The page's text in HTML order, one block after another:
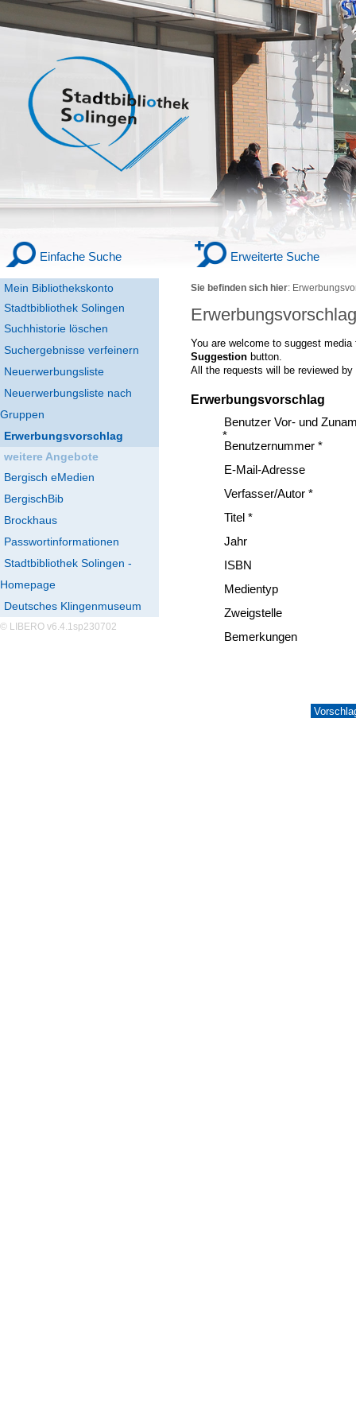
Mein Bibliothekskonto
Stadtbibliothek Solingen
Einfache Suche Erweiterte Suche
Suchhistorie löschen
Suchergebnisse verfeinern
Neuerwerbungsliste
Neuerwerbungsliste nach
Gruppen
Erwerbungsvorschlag
weitere Angebote
Bergisch eMedien
BergischBib
Brockhaus
Passwortinformationen
Stadtbibliothek Solingen -
Homepage
Deutsches Klingenmuseum
© LIBERO v6.4.1sp230702
Sie befinden sich hier:
Erwerbungsvorschlag
You are welcome to suggest
Suggestion button.
All the requests will be reviewed
Erwerbungsvorschlag
Benutzer Vor- und
*
Benutzernummer *
E-Mail-Adresse
Verfasser/Autor *
Titel *
Jahr
ISBN
Medientyp
Zweigstelle
Bemerkungen